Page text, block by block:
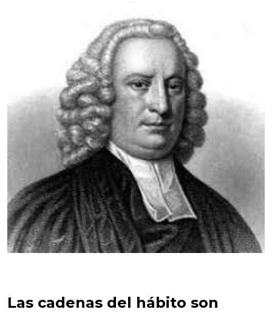
Las cadenas del hábito son